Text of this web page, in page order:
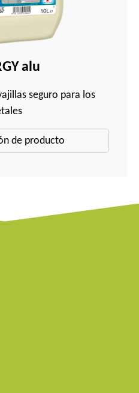
alu
seguro para los
de producto